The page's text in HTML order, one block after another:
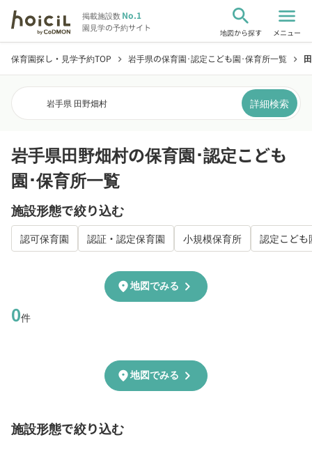
掲載施設数No.1
園見学の予約サイト
search
地図から探す
menu
メニュー
保育園探し・見学予約TOP chevron_right 岩手県の保育園･認定こども園･保育所一覧 chevron_right
岩手県 田野畑村 詳細検索
岩手県田野畑村の保育園･認定こども
園･保育所一覧
施設形態で絞り込む
認可保育園 認証・認定保育園 小規模保育所 認定こども
0件
location_on地図でみる chevron_right
location_on地図でみる chevron_right
施設形態で絞り込む